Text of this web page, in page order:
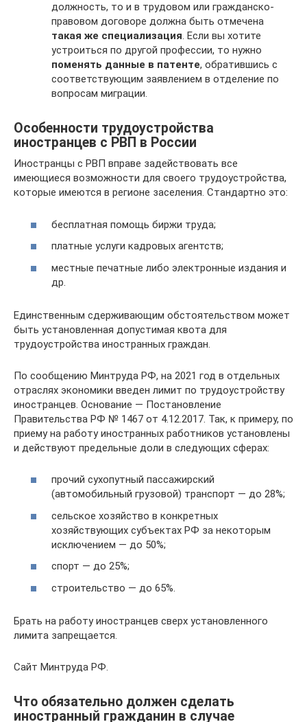
должность, то и в трудовом или гражданско-
правовом договоре должна быть отмечена
такая же специализация. Если вы хотите
устроиться по другой профессии, то нужно
поменять данные в патенте, обратившись с
соответствующим заявлением в отделение по
вопросам миграции.
Особенности трудоустройства
иностранцев с РВП в России
Иностранцы с РВП вправе задействовать все
имеющиеся возможности для своего трудоустройства,
которые имеются в регионе заселения. Стандартно это:
бесплатная помощь биржи труда;
платные услуги кадровых агентств;
местные печатные либо электронные издания и
др.
Единственным сдерживающим обстоятельством может
быть установленная допустимая квота для
трудоустройства иностранных граждан.
По сообщению Минтруда РФ, на 2021 год в отдельных
отраслях экономики введен лимит по трудоустройству
иностранцев. Основание — Постановление
Правительства РФ № 1467 от 4.12.2017. Так, к примеру, по
приему на работу иностранных работников установлены
и действуют предельные доли в следующих сферах:
прочий сухопутный пассажирский
(автомобильный грузовой) транспорт — до 28%;
сельское хозяйство в конкретных
хозяйствующих субъектах РФ за некоторым
исключением — до 50%;
спорт — до 25%;
строительство — до 65%.
Брать на работу иностранцев сверх установленного
лимита запрещается.
Сайт Минтруда РФ.
Что обязательно должен сделать
иностранный гражданин в случае